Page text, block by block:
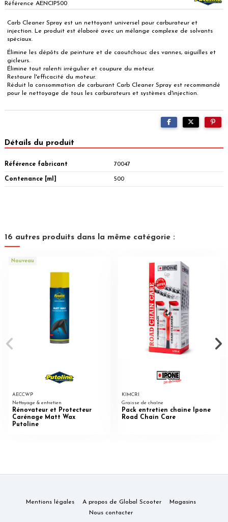
Référence AENCIP500
Carb Cleaner Spray est un nettoyant universel pour carburateur et
injection. Le produit est élaboré avec un mélange complexe de solvants
spéciaux.
Élimine les dépôts de peinture et de caoutchouc des vannes, aiguilles et
gicleurs.
Élimine tout ralenti irrégulier et coupure du moteur.
Restaure l'efficacité du moteur.
Réduit la consommation de carburant Carb Cleaner Spray est recommandé
pour le nettoyage de tous les carburateurs et systèmes d'injection.
Détails du produit
Référence fabricant 70047
Contenance [ml] 500
16 autres produits dans la même catégorie :
Nouveau
AECCWP
Nettoyage & entretien
Rénovateur et Protecteur
Carénage Matt Wax
Putoline
KIMCRI
Graisse de chaîne
Pack entretien chaine Ipone
Road Chain Care
Mentions légales A propos de Global Scooter
Magasins
Nous contacter